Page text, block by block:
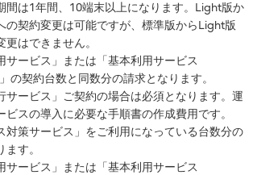
間は1年間、10端末以上になります。Light版か
の契約変更は可能ですが、標準版からLight版
更はできません。
サービス」または「基本利用サービス
の契約台数と同数分の請求となります。
サービス」ご契約の場合は必須となります。運
ビスの導入に必要な手順書の作成費用です。
対策サービス」をご利用になっている台数分の
す。
サービス」または「基本利用サービス